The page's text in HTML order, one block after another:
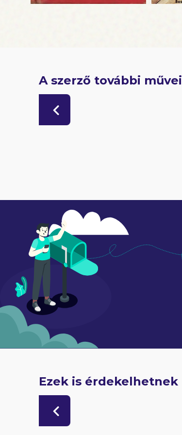
A szerző további művei
Ezek is érdekelhetnek